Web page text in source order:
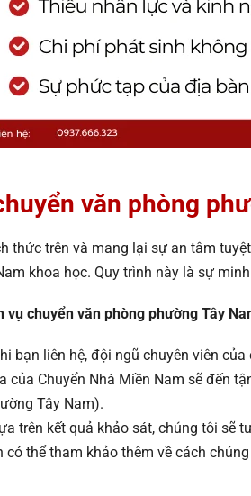
văn phòng
thức trên và mang lại sự an tâm
khoa học. Quy trình này là sự
vụ chuyển văn phòng phường Tây
bạn liên hệ, đội ngũ chuyên viên
của Chuyển Nhà Miền Nam sẽ đến
Tây Nam).
trên kết quả khảo sát, chúng tôi sẽ
có thể tham khảo thêm về cách